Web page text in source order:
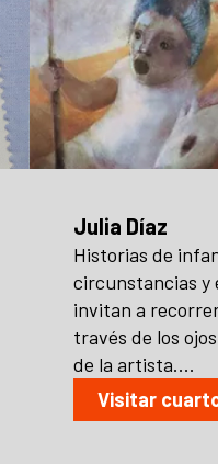
Julia Díaz
Historias de
circunstancias y
invitan a
través de los
de la artista....
Visitar